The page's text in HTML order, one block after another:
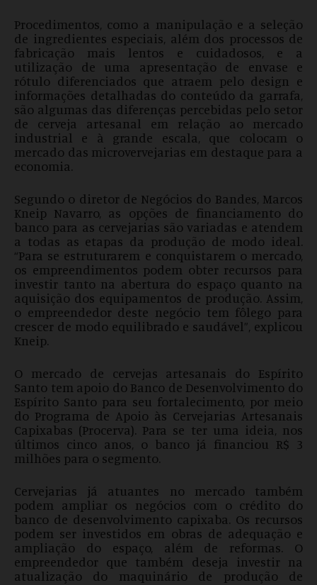
Procedimentos, como a manipulação e a seleção
de ingredientes especiais, além dos processos de
fabricação mais lentos e cuidadosos, e a
utilização de uma apresentação de envase e
rótulo diferenciados que atraem pelo design e
informações detalhadas do conteúdo da garrafa,
são algumas das diferenças percebidas pelo setor
de cerveja artesanal em relação ao mercado
industrial e à grande escala, que colocam o
mercado das microvervejarias em destaque para a
economia.
Segundo o diretor de Negócios do Bandes, Marcos
Kneip Navarro, as opções de financiamento do
banco para as cervejarias são variadas e atendem
a todas as etapas da produção de modo ideal.
“Para se estruturarem e conquistarem o mercado,
os empreendimentos podem obter recursos para
investir tanto na abertura do espaço quanto na
aquisição dos equipamentos de produção. Assim,
o empreendedor deste negócio tem fôlego para
crescer de modo equilibrado e saudável”, explicou
Kneip.
O mercado de cervejas artesanais do Espírito
Santo tem apoio do Banco de Desenvolvimento do
Espírito Santo para seu fortalecimento, por meio
do Programa de Apoio às Cervejarias Artesanais
Capixabas (Procerva). Para se ter uma ideia, nos
últimos cinco anos, o banco já financiou R$ 3
milhões para o segmento.
Cervejarias já atuantes no mercado também
podem ampliar os negócios com o crédito do
banco de desenvolvimento capixaba. Os recursos
podem ser investidos em obras de adequação e
ampliação do espaço, além de reformas. O
empreendedor que também deseja investir na
atualização do maquinário de produção de